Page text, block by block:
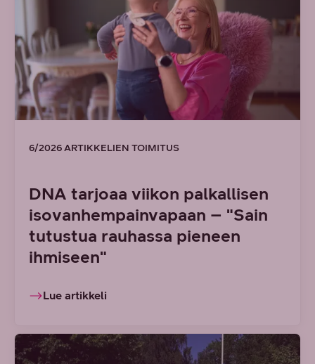
6/2026 ARTIKKELIEN TOIMITUS
DNA tarjoaa viikon palkallisen
isovanhempainvapaan – "Sain
tutustua rauhassa pieneen
ihmiseen"
Lue artikkeli